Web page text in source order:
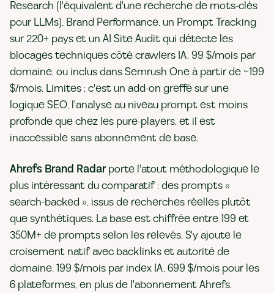
Research (l'équivalent d'une recherche de mots-clés
pour LLMs), Brand Performance, un Prompt Tracking
sur 220+ pays et un AI Site Audit qui détecte les
blocages techniques côté crawlers IA. 99 $/mois par
domaine, ou inclus dans Semrush One à partir de ~199
$/mois. Limites : c'est un add-on greffé sur une
logique SEO, l'analyse au niveau prompt est moins
profonde que chez les pure-players, et il est
inaccessible sans abonnement de base.
Ahrefs Brand Radarporte l'atout méthodologique le
plus intéressant du comparatif : des prompts «
search-backed », issus de recherches réelles plutôt
que synthétiques. La base est chiffrée entre 199 et
350M+ de prompts selon les relevés. S'y ajoute le
croisement natif avec backlinks et autorité de
domaine. 199 $/mois par index IA, 699 $/mois pour les
6 plateformes, en plus de l'abonnement Ahrefs.